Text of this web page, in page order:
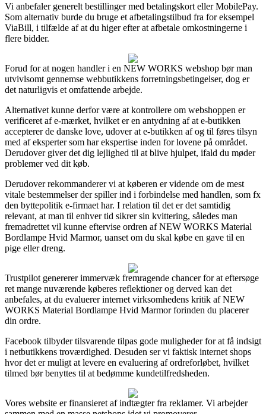
Vi anbefaler generelt bestillinger med betalingskort eller MobilePay.
Som alternativ burde du bruge et afbetalingstilbud fra for eksempel
ViaBill, i tilfælde af at du higer efter at afbetale omkostningerne i
flere bidder.
Forud for at nogen handler i en NEW WORKS webshop bør man
utvivlsomt gennemse webbutikkens forretningsbetingelser, dog er
det naturligvis et omfattende arbejde.
Alternativet kunne derfor være at kontrollere om webshoppen er
verificeret af e-mærket, hvilket er en antydning af at e-butikken
accepterer de danske love, udover at e-butikken af og til føres tilsyn
med af eksperter som har ekspertise inden for lovene på området.
Derudover giver det dig lejlighed til at blive hjulpet, ifald du møder
problemer ved dit køb.
Derudover rekommanderer vi at køberen er vidende om de mest
vitale bestemmelser der spiller ind i forbindelse med handlen, som fx
den byttepolitik e-firmaet har. I relation til det er det samtidig
relevant, at man til enhver tid sikrer sin kvittering, således man
fremadrettet vil kunne eftervise ordren af NEW WORKS Material
Bordlampe Hvid Marmor, uanset om du skal købe en gave til en
pige eller dreng.
Trustpilot genererer immervæk fremragende chancer for at eftersøge
ret mange nuværende køberes reflektioner og derved kan det
anbefales, at du evaluerer internet virksomhedens kritik af NEW
WORKS Material Bordlampe Hvid Marmor forinden du placerer
din ordre.
Facebook tilbyder tilsvarende tilpas gode muligheder for at få indsigt
i netbutikkens troværdighed. Desuden ser vi faktisk internet shops
hvor det er muligt at levere en evaluering af ordreforløbet, hvilket
tilmed bør benyttes til at bedømme kundetilfredsheden.
Vores website er finansieret af indtægter fra reklamer. Vi arbejder